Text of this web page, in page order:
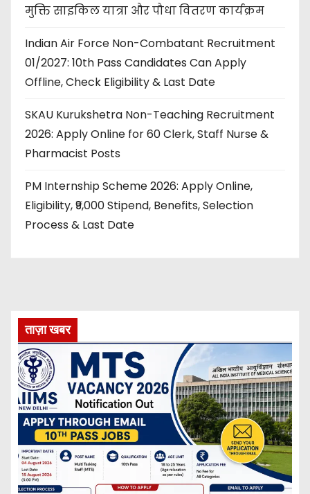
मुक्ति साइकिल यात्रा और पौधा वितरण कार्यक्रम
Indian Air Force Non-Combatant Recruitment
01/2027: 10th Pass Candidates Can Apply
Offline, Check Eligibility & Last Date
SKAU Kurukshetra Non-Teaching Recruitment
2026: Apply Online for 60 Clerk, Staff Nurse &
Pharmacist Posts
PM Internship Scheme 2026: Apply Online,
Eligibility, ₹9,000 Stipend, Benefits, Selection
Process & Last Date
ताज़ा खबर